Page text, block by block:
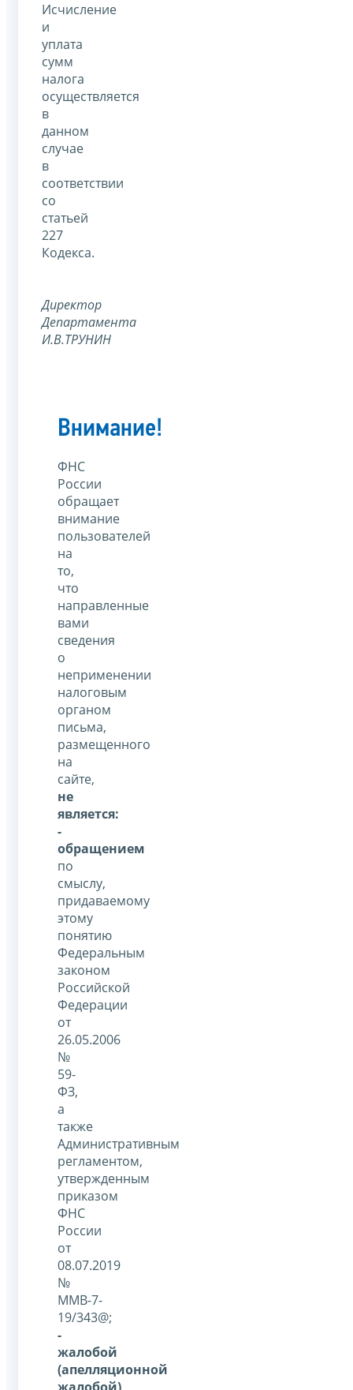
Исчисление
и
уплата
сумм
налога
осуществляется
в
данном
случае
в
соответствии
со
статьей
227
Кодекса.
Директор
Департамента
И.В.ТРУНИН
Внимание!
ФНС
России
обращает
внимание
пользователей
на
то,
что
направленные
вами
сведения
о
неприменении
налоговым
органом
письма,
размещенного
на
сайте,
не
является:
-
обращением
по
смыслу,
придаваемому
этому
понятию
Федеральным
законом
Российской
Федерации
от
26.05.2006
№
59-
ФЗ,
а
также
Административным
регламентом,
утвержденным
приказом
ФНС
России
от
08.07.2019
№
ММВ-7-
19/343@;
-
жалобой
(апелляционной